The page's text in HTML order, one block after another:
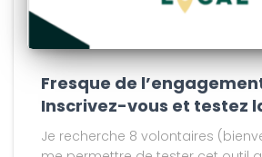
Fresque de
Inscrivez-vous et testez
Je recherche 8 volontaires